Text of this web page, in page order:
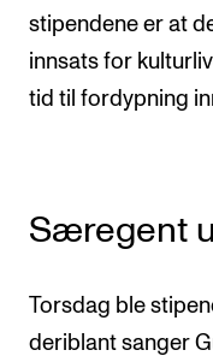
Arrangementer og
Nyheter og historier
Ledige stillinger
Om Norges
Finn ansatte
stipendene er at
innsats for
tid til fordypning
Særegent
Torsdag ble
deriblant sanger